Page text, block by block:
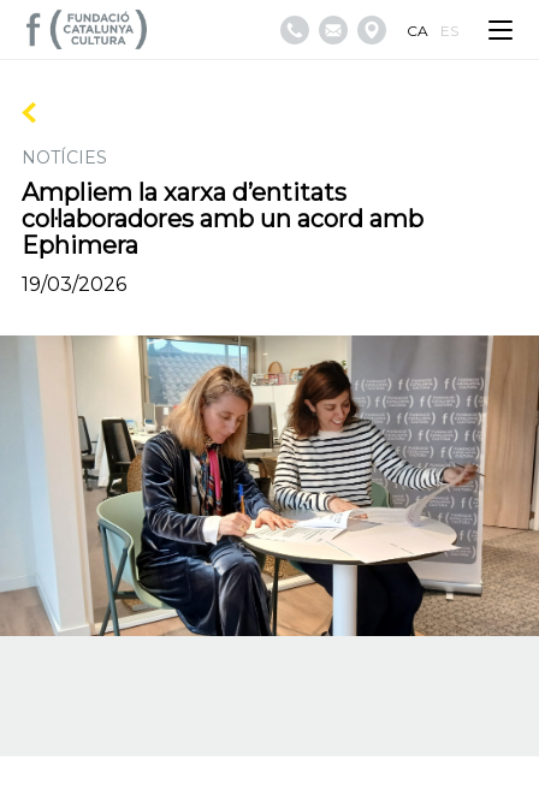
CA ES
NOTÍCIES
Ampliem la xarxa d’entitats
col·laboradores amb un acord amb
Ephimera
19/03/2026